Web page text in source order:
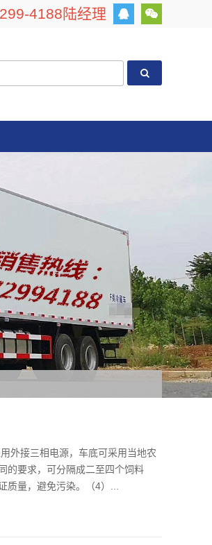
4188陆经理
外接三相电源，车底可采用当地农
的要求，可分隔成二至四个饲料
量，避免污染。（4）...